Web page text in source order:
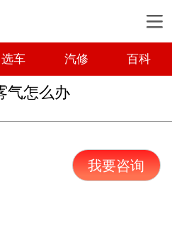
选车 汽修 百科
气怎么办
我要咨询